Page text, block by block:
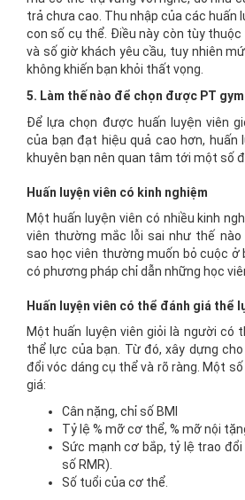
trả chưa cao. Thu nhập của các huấn
con số cụ thể. Điều này còn tùy thuộc
và số giờ khách yêu cầu, tuy nhiên
không khiến bạn khỏi thất vọng.
5. Làm thế nào để chọn được PT
Để lựa chọn được huấn luyện viên
của bạn đạt hiệu quả cao hơn, huấn
khuyên bạn nên quan tâm tới một số
Huấn luyện viên có kinh nghiệm
Một huấn luyện viên có nhiều kinh
viên thường mắc lỗi sai như thế
sao học viên thường muốn bỏ cuộc ở
có phương pháp chỉ dẫn những học
Huấn luyện viên có thể đánh giá thể
Một huấn luyện viên giỏi là người có
thể lực của bạn. Từ đó, xây dựng
đổi vóc dáng cụ thể và rõ ràng. Một
giá:
Cân nặng, chỉ số BMI
Tỷ lệ % mỡ cơ thể, % mỡ nội
Sức mạnh cơ bắp, tỷ lệ trao
số RMR).
Số tuổi của cơ thể.